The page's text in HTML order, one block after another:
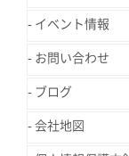
イベント情報
お問い合わせ
ブログ
会社地図